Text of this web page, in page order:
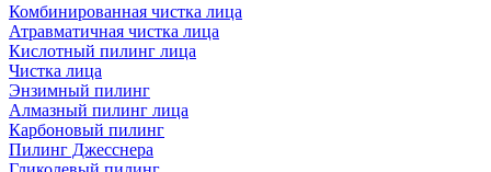
Комбинированная чистка лица
Атравматичная чистка лица
Кислотный пилинг лица
Чистка лица
Энзимный пилинг
Алмазный пилинг лица
Карбоновый пилинг
Пилинг Джесснера